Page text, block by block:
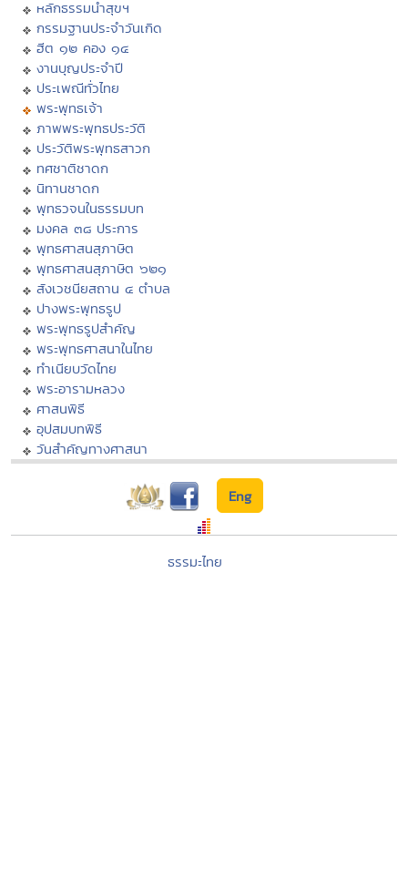
หลักธรรมนำสุขฯ
กรรมฐานประจำวันเกิด
ฮีต ๑๒ คอง ๑๔
งานบุญประจำปี
ประเพณีทั่วไทย
พระพุทธเจ้า
ภาพพระพุทธประวัติ
ประวัติพระพุทธสาวก
ทศชาติชาดก
นิทานชาดก
พุทธวจนในธรรมบท
มงคล ๓๘ ประการ
พุทธศาสนสุภาษิต
พุทธศาสนสุภาษิต ๖๒๑
สังเวชนียสถาน ๔ ตำบล
ปางพระพุทธรูป
พระพุทธรูปสำคัญ
พระพุทธศาสนาในไทย
ทำเนียบวัดไทย
พระอารามหลวง
ศาสนพิธี
อุปสมบทพิธี
วันสำคัญทางศาสนา
Eng
ธรรมะไทย